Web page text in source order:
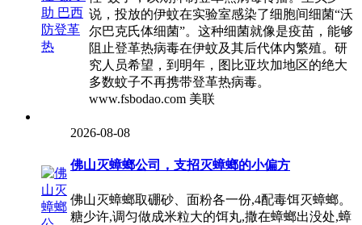
说，投放的伊蚊在实验室感染了细胞间细菌“沃
尔巴克氏体细菌”。这种细菌就像是疫苗，能够
阻止登革热病毒在伊蚊及其后代体内繁殖。研
究人员希望，到明年，图比亚坎加地区的绝大
多数蚊子不再携带登革热病毒。
www.fsbodao.com 美联
2026-08-08
佛山灭蟑螂公司，支招灭蟑螂的小偏方
佛山灭蟑螂取硼砂、面粉各一份,4配毒饵灭蟑螂。
糖少许,调匀做成米粒大的饵丸,撒在蟑螂出没处,蟑